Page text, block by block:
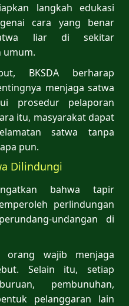
langkah edukasi
cara yang benar
liar di sekitar
umum.
BKSDA berharap
menjaga satwa
prosedur pelaporan
itu, masyarakat dapat
satwa tanpa
pun.
Dilindungi
bahwa tapir
perlindungan
undangan di
wajib menjaga
Selain itu, setiap
pembunuhan,
pelanggaran lain